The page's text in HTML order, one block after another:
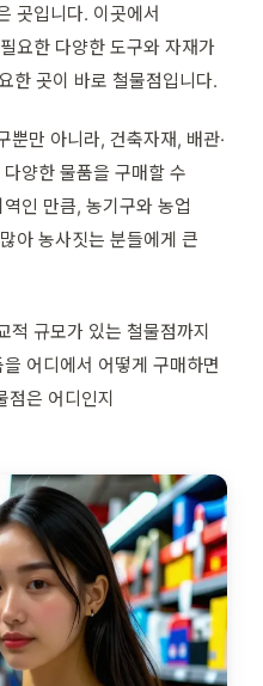
곳입니다. 이곳에서
요한 다양한 도구와 자재가
한 곳이 바로 철물점입니다.
뿐만 아니라, 건축자재, 배관·
양한 물품을 구매할 수
인 만큼, 농기구와 농업
아 농사짓는 분들에게 큰
적 규모가 있는 철물점까지
어디에서 어떻게 구매하면
점은 어디인지